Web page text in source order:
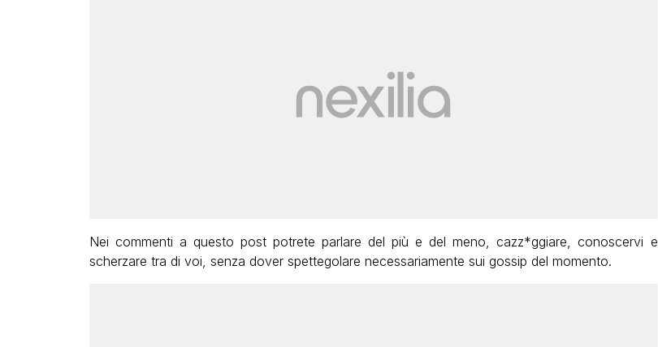
Nei commenti a questo post potrete parlare del più e del meno, cazz*ggiare, conoscervi e
scherzare tra di voi, senza dover spettegolare necessariamente sui gossip del momento.